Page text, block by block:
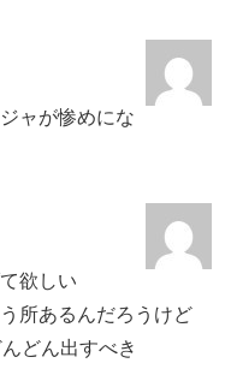
ャが惨めにな
欲しい
所あるんだろうけど
どん出すべき